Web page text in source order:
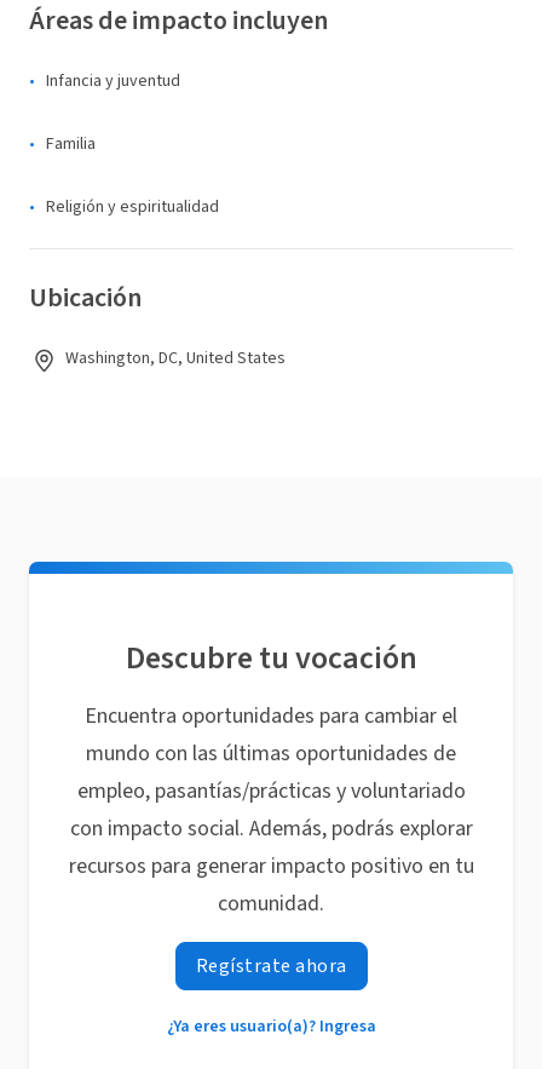
Áreas de impacto incluyen
Infancia y juventud
Familia
Religión y espiritualidad
Ubicación
Washington, DC, United States
Descubre tu vocación
Encuentra oportunidades para cambiar el
mundo con las últimas oportunidades de
empleo, pasantías/prácticas y voluntariado
con impacto social. Además, podrás explorar
recursos para generar impacto positivo en tu
comunidad.
Regístrate ahora
¿Ya eres usuario(a)? Ingresa